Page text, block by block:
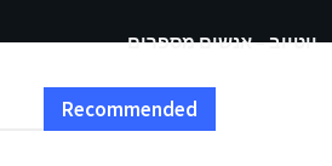
יוטיוב – אנשים מספרים
Recommended